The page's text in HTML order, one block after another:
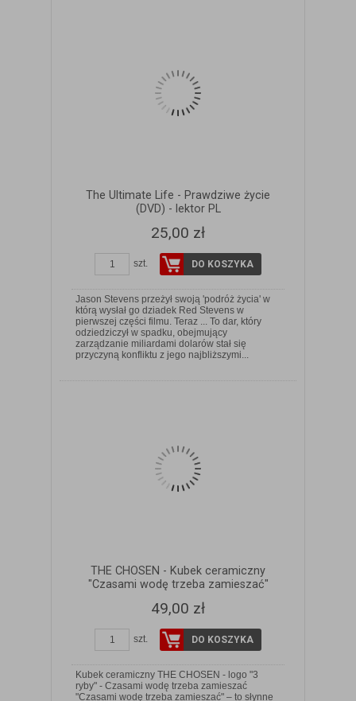
The Ultimate Life - Prawdziwe życie
(DVD) - lektor PL
25,00 zł
szt. DO KOSZYKA
Jason Stevens przeżył swoją 'podróż życia' w
którą wysłał go dziadek Red Stevens w
pierwszej części filmu. Teraz ... To dar, który
odziedziczył w spadku, obejmujący
zarządzanie miliardami dolarów stał się
przyczyną konfliktu z jego najbliższymi...
ZOBACZ SZCZEGÓŁY
THE CHOSEN - Kubek ceramiczny
"Czasami wodę trzeba zamieszać"
49,00 zł
szt. DO KOSZYKA
Kubek ceramiczny THE CHOSEN - logo "3
ryby" - Czasami wodę trzeba zamieszać
"Czasami wodę trzeba zamieszać" – to słynne